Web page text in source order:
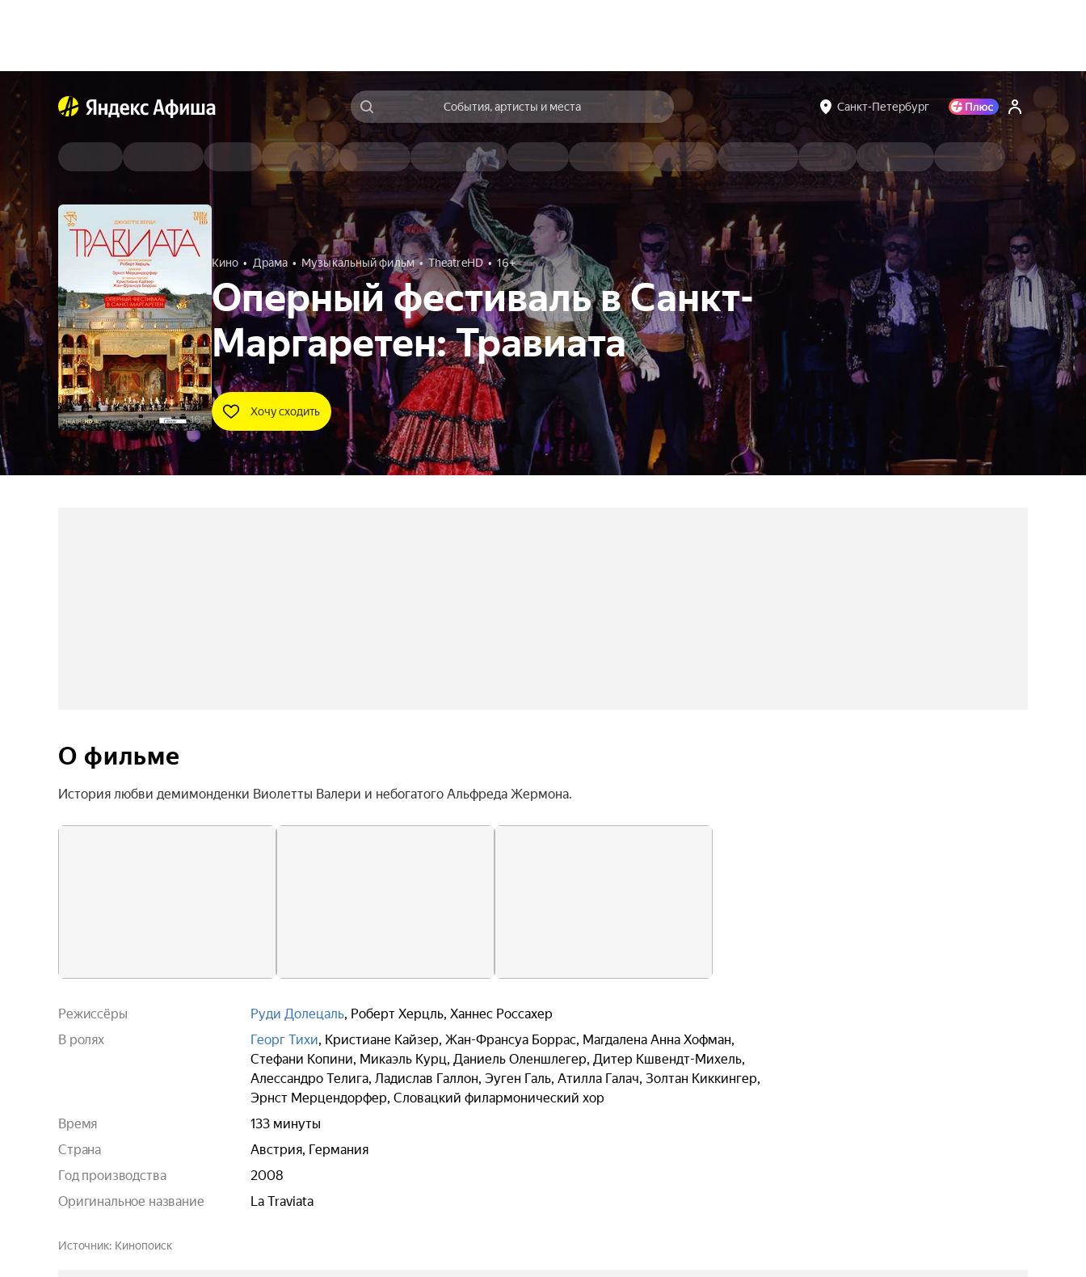
События, артисты и места Санкт-Петербург
Кино Драма Музыкальный фильм TheatreHD 16+
Оперный фестиваль в Санкт-
Маргаретен: Травиата
Хочу сходить
О фильме
История любви демимонденки Виолетты Валери и небогатого Альфреда Жермона.
Режиссёры Руди Долецаль, Роберт Херцль, Ханнес Россахер
В ролях
Георг Тихи, Кристиане Кайзер, Жан-Франсуа Боррас, Магдалена Анна Хофман,
Стефани Копини, Микаэль Курц, Даниель Оленшлегер, Дитер Кшвендт-Михель,
Алессандро Телига, Ладислав Галлон, Эуген Галь, Атилла Галач, Золтан Киккингер,
Эрнст Мерцендорфер, Словацкий филармонический хор
Время
133 минуты
Страна
Австрия, Германия
Год производства
2008
Оригинальное название
La Traviata
Источник Кинопоиск